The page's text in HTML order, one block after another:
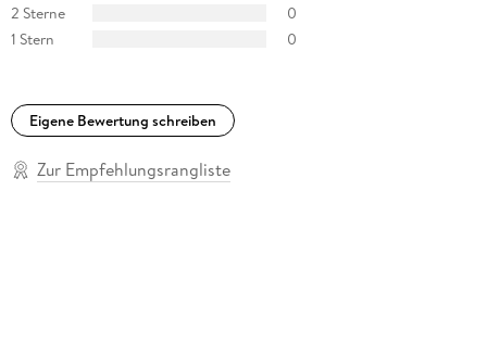
2 Sterne
0
1 Stern
0
Eigene Bewertung schreiben
Zur Empfehlungsrangliste